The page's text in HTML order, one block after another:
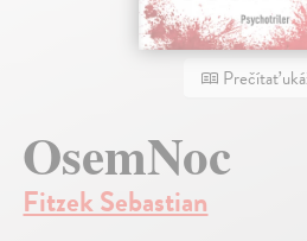
Prečítať
OsemNoc
Fitzek Sebastian